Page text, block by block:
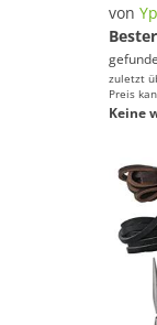
von
zuletzt
Preis
Keine